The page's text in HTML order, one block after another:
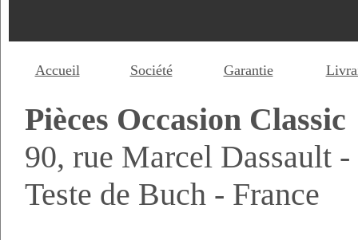
Accueil Société Garantie
Pièces Occasion Classic
90, rue Marcel Dassault
Teste de Buch - France